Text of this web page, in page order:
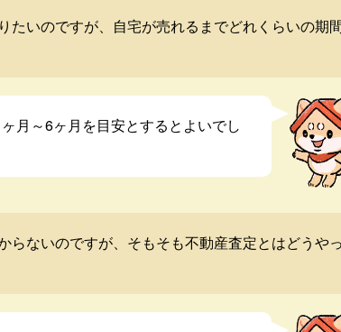
たいのですが、自宅が売れるまでどれくらいの期
月～6ヶ月を目安とするとよいでし
らないのですが、そもそも不動産査定とはどうやっ